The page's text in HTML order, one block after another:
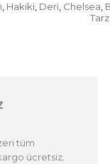
, Hakiki, Deri, Chelsea,
tüm
ücretsiz.